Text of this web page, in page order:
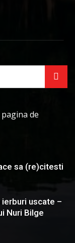
pagina de
sa (re)citesti
uscate –
Nuri Bilge